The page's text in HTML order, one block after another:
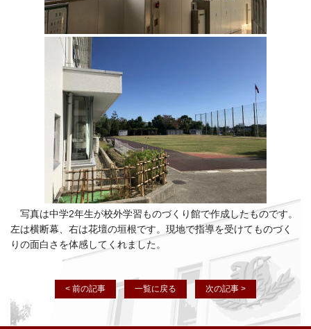
写真は中学2年生が校外学習ものづくり館で作成したものです。
左は横断幕、右は花壇の垣根です。現地で指導を受けてものづく
りの面白さを体感してくれました。
< 前の記事 一覧に戻る 次の記事 >